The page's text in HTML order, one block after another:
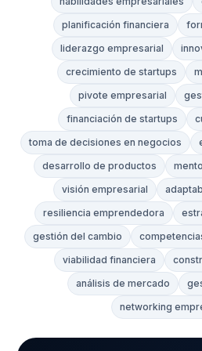
planificación financiera
liderazgo empresarial
crecimiento de startups
pivote empresarial
financiación de startups
toma de decisiones en negocios
desarrollo de productos
visión empresarial
resiliencia emprendedora
gestión del cambio
viabilidad financiera
análisis de mercado
networking